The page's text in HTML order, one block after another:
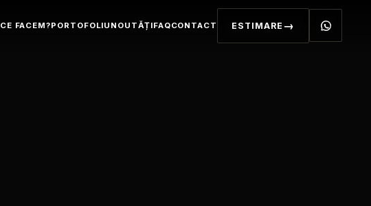
CE FACEM?PORTOFOLIU NOUTĂȚIFAQCONTACT ESTIMARE